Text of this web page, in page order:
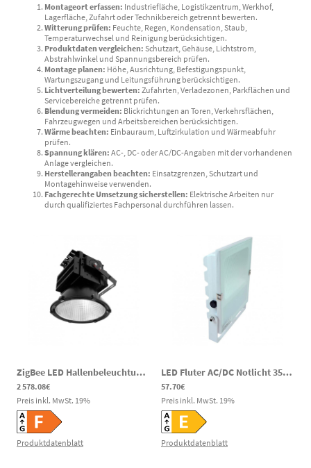
Montageort erfassen: Industriefläche, Logistikzentrum, Werkhof,
Lagerfläche, Zufahrt oder Technikbereich getrennt bewerten.
Witterung prüfen: Feuchte, Regen, Kondensation, Staub,
Temperaturwechsel und Reinigung berücksichtigen.
Produktdaten vergleichen: Schutzart, Gehäuse, Lichtstrom,
Abstrahlwinkel und Spannungsbereich prüfen.
Montage planen: Höhe, Ausrichtung, Befestigungspunkt,
Wartungszugang und Leitungsführung berücksichtigen.
Lichtverteilung bewerten: Zufahrten, Verladezonen, Parkflächen und
Servicebereiche getrennt prüfen.
Blendung vermeiden: Blickrichtungen an Toren, Verkehrsflächen,
Fahrzeugwegen und Arbeitsbereichen berücksichtigen.
Wärme beachten: Einbauraum, Luftzirkulation und Wärmeabfuhr
prüfen.
Spannung klären: AC-, DC- oder AC/DC-Angaben mit der vorhandenen
Anlage vergleichen.
Herstellerangaben beachten: Einsatzgrenzen, Schutzart und
Montagehinweise verwenden.
Fachgerechte Umsetzung sicherstellen: Elektrische Arbeiten nur
durch qualifiziertes Fachpersonal durchführen lassen.
ZigBee LED Hallenbeleuchtung 400W IP65 30.000lm 2600-6500K 100-240V AC
2 578.08€
Preis inkl. MwSt. 19%
Produktdatenblatt
LED Fluter AC/DC Notlicht 35W 3850lm 5700K 120-269V DC 100-240V AC
57.70€
Preis inkl. MwSt. 19%
Produktdatenblatt